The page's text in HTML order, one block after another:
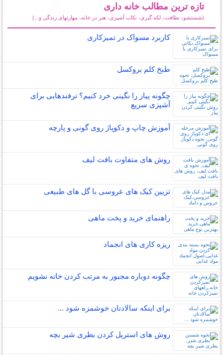
تازه ترین مطالب خانه داری
(شستشو، نظافت، لکه گیری، نکات آشپزی، هنر در خانه، مهارتهای زندگی و...)
کاربرد مسواک در تمیزکاری
طبخ کلم بروکسل
چگونه پیاز را نگینی خرد کنیم؟ ترفندهایی برای
آشپزی سریع
آموزش چاپ و دکوپاژ روی گونی و پارچه
روش های متفاوت بافت لیف
تزیین کیک های عروسی با گل های طبیعی
راهنمای خرید و پخت ماهی
ریزه کاری های انجماد
چگونه دوباره مجبور به مرتب کردن خانه نشویم
برای اینكه سالادتان خوشمزه شود ...
روش های استریل کردن بطری شیر بچه